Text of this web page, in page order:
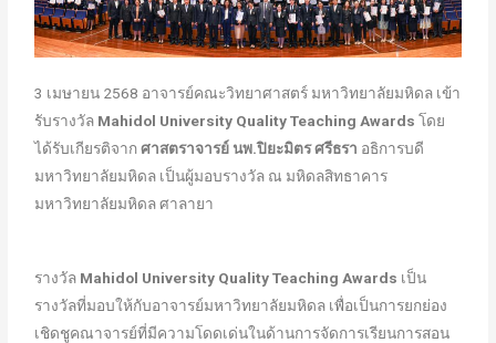
3 เมษายน 2568 อาจารย์คณะวิทยาศาสตร์ มหาวิทยาลัยมหิดล เข้า
รับรางวัล Mahidol University Quality Teaching Awards โดย
ได้รับเกียรติจากศาสตราจารย์ นพ.ปิยะมิตร ศรีธรา อธิการบดี
มหาวิทยาลัยมหิดล เป็นผู้มอบรางวัล ณ มหิดลสิทธาคาร
มหาวิทยาลัยมหิดล ศาลายา
รางวัล Mahidol University Quality Teaching Awards เป็น
รางวัลที่มอบให้กับอาจารย์มหาวิทยาลัยมหิดล เพื่อเป็นการยกย่อง
เชิดชูคณาจารย์ที่มีความโดดเด่นในด้านการจัดการเรียนการสอน